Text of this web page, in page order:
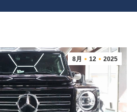
8月 12 2025